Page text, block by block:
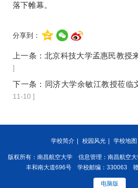
落下帷幕。
分享到：
上一条：北京科技大学孟惠民教授
]
下一条： 同济大学余敏江教授莅临
11-10 ]
学校简介 | 校园风光 | 学校地图
版权所有：南昌航空大学 信息管理：南昌航空
丰和南大道696号 学校邮编：330063
电脑版